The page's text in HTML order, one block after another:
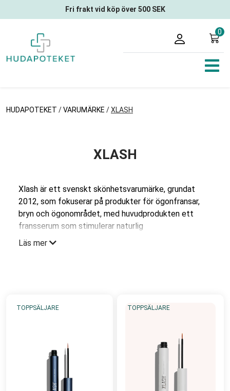
Fri frakt vid köp över 500 SEK
0
HUDAPOTEKET /VARUMÄRKE /XLASH
XLASH
Xlash är ett svenskt skönhetsvarumärke, grundat
2012, som fokuserar på produkter för ögonfransar,
bryn och ögonområdet, med huvudprodukten ett
fransserum som stimulerar naturlig
fransväxt.
skönhetslösningar.
Läs mer
TOPPSÄLJARE TOPPSÄLJARE